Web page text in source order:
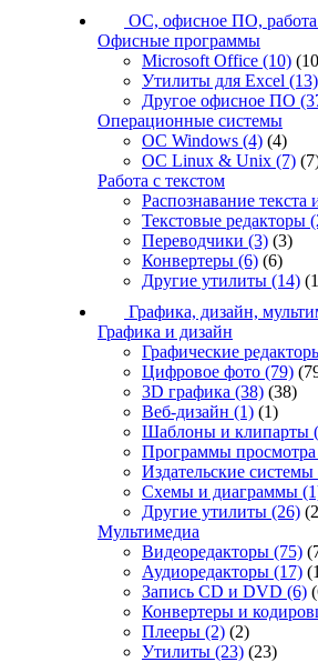
ОС, офисное ПО, работа
Офисные программы
Microsoft Office (10)
Утилиты для Excel (13)
Другое офисное ПО
Операционные системы
ОС Windows (4) (4)
ОС Linux & Unix (7)
Работа с текстом
Распознавание текста
Текстовые редакторы
Переводчики (3) (3)
Конвертеры (6) (6)
Другие утилиты (14)
Графика, дизайн,
Графика и дизайн
Графические
Цифровое фото (79)
3D графика (38) (38)
Веб-дизайн (1) (1)
Шаблоны и клипарты
Программы просмотра
Издательские системы
Схемы и диаграммы
Другие утилиты (26)
Мультимедиа
Видеоредакторы (75)
Аудиоредакторы (17)
Запись CD и DVD (6)
Конвертеры и
Плееры (2) (2)
Утилиты (23) (23)